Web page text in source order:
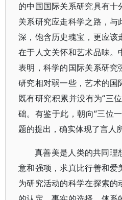
的中国国际关系研究具有
关系研究应走科学之路，
深，饱含历史瑰宝，更应该
在于人文关怀和艺术品味。
表明，科学的国际关系研
研究相对弱一些，艺术的国
既有研究积累并没有为“三
础。有鉴于此，朝向“三位
题的提出，确实体现了言人
真善美是人类的共同理
意和强项，求真比行善和
为研究活动的科学在探索